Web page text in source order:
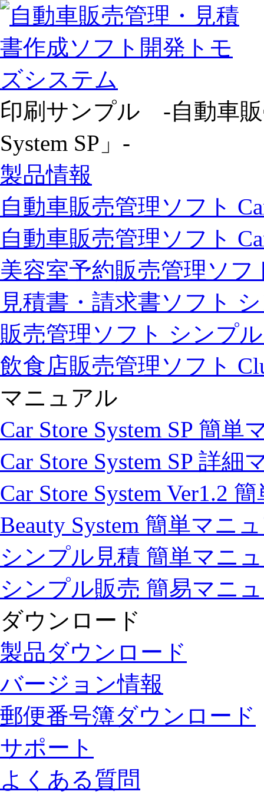
印刷サンプル -自動車販
System SP」-
製品情報
自動車販売管理ソフト
自動車販売管理ソフト
美容室予約販売管理ソフ
見積書・請求書ソフト
販売管理ソフト シンプ
飲食店販売管理ソフト
マニュアル
Car Store System SP 簡単
Car Store System SP 詳細
Car Store System Ver1.2
Beauty System 簡単マニ
シンプル見積 簡単マニ
シンプル販売 簡易マニ
ダウンロード
製品ダウンロード
バージョン情報
郵便番号簿ダウンロード
サポート
よくある質問